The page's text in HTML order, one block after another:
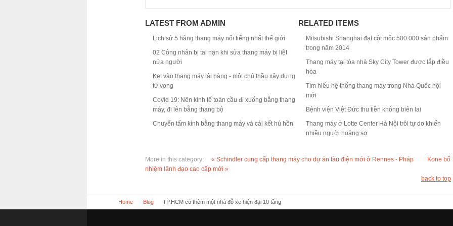
LATEST FROM ADMIN
Lịch sử 5 hãng thang máy nổi tiếng nhất thế giới
02 Công nhân bị tai nạn khi sửa thang máy bị liệt
nửa người
Kẹt vào thang máy tải hàng - một chủ thầu xây dựng
tử vong
Covid 19: Nên kinh tế toàn cầu đi xuống bằng thang
máy, đi lên bằng thang bộ
Chuyển tấm kính bằng thang máy và cái kết hú hồn
RELATED ITEMS
Mitsubishi Shanghai đạt cột mốc 500.000 sản phẩm
trong năm 2014
Thang máy tại tòa nhà Sky City Tower được lắp điều
hòa
Tìm hiểu hệ thống thang máy trong Nhà Quốc hội
mới
Bệnh viện Việt Đức thu tiền không biên lai
Thang máy ở Lotte Center Hà Nội trôi tự do khiến
nhiều người hoảng sợ
More in this category: « Schindler cung cấp thang máy cho dự án tàu điện mới ở Rennes - Pháp
Kone bổ
nhiệm lãnh đạo cao cấp mới »
back to top
Home Blog TP.HCM có thêm một nhà đỗ xe hiện đại 10 tầng